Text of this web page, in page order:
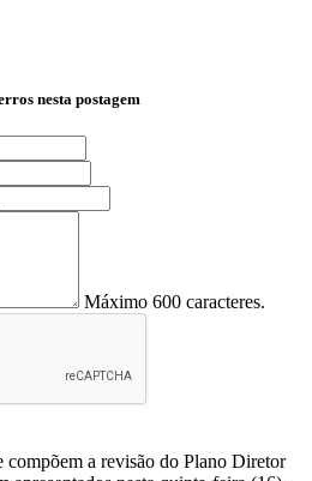
nesta postagem
Máximo 600 caracteres.
compõem a revisão do Plano Diretor